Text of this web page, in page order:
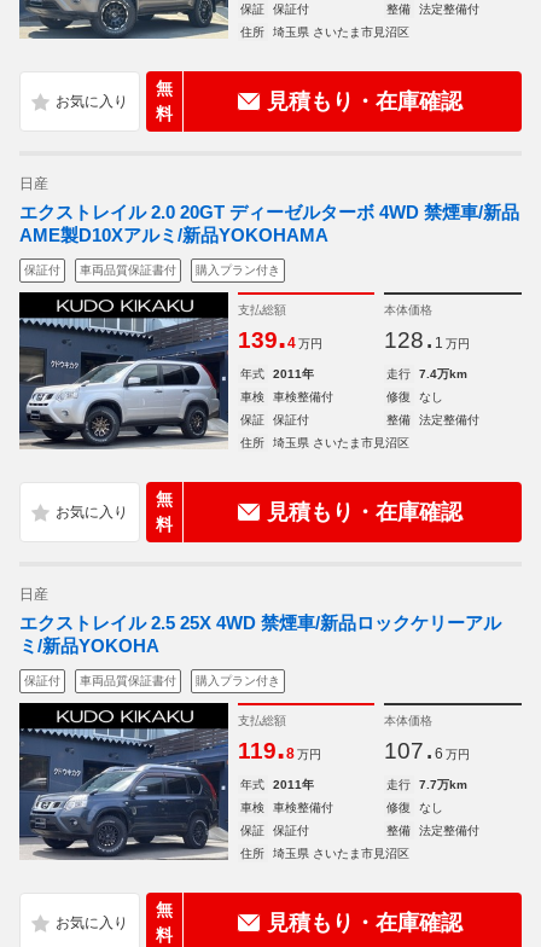
保証
保証付 整備
法定整備付
住所
埼玉県 さいたま市見沼区
無
料
見積もり・在庫確認
日産
エクストレイル 2.0 20GT ディーゼルターボ 4WD 禁煙車/新品
AME製D10Xアルミ/新品YOKOHAMA
保証付 車両品質保証書付 購入プラン付き
支払総額
139.4 万円
本体価格
128. 1 万円
年式 2011年 走行
7.4万km
車検
車検整備付 修復
なし
保証
保証付 整備
法定整備付
住所
埼玉県 さいたま市見沼区
無
料
見積もり・在庫確認
日産
エクストレイル 2.5 25X 4WD 禁煙車/新品ロックケリーアル
ミ/新品YOKOHA
保証付 車両品質保証書付 購入プラン付き
支払総額
119.8 万円
本体価格
107. 6 万円
年式 2011年 走行
7.7万km
車検
車検整備付 修復
なし
保証
保証付 整備
法定整備付
住所
埼玉県 さいたま市見沼区
無
料
見積もり・在庫確認